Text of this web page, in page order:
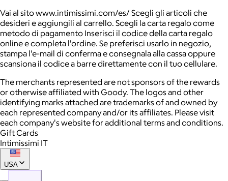
Vai al sito www.intimissimi.com/es/ Scegli gli articoli che
desideri e aggiungili al carrello. Scegli la carta regalo come
metodo di pagamento Inserisci il codice della carta regalo
online e completa l'ordine. Se preferisci usarlo in negozio,
stampa l'e-mail di conferma e consegnala alla cassa oppure
scansiona il codice a barre direttamente con il tuo cellulare.
The merchants represented are not sponsors of the rewards
or otherwise affiliated with Goody. The logos and other
identifying marks attached are trademarks of and owned by
each represented company and/or its affiliates. Please visit
each company's website for additional terms and conditions.
Gift Cards
Intimissimi IT
USA